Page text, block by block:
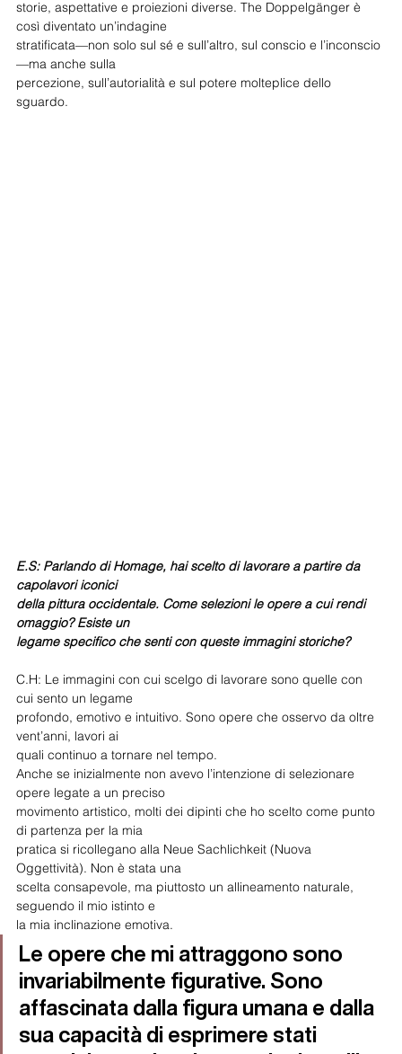
storie, aspettative e proiezioni diverse. The Doppelgänger è
così diventato un’indagine
stratificata—non solo sul sé e sull’altro, sul conscio e l’inconscio
—ma anche sulla
percezione, sull’autorialità e sul potere molteplice dello
sguardo.
E.S: Parlando di Homage, hai scelto di lavorare a partire da
capolavori iconici
della pittura occidentale. Come selezioni le opere a cui rendi
omaggio? Esiste un
legame specifico che senti con queste immagini storiche?
C.H: Le immagini con cui scelgo di lavorare sono quelle con
cui sento un legame
profondo, emotivo e intuitivo. Sono opere che osservo da oltre
vent’anni, lavori ai
quali continuo a tornare nel tempo.
Anche se inizialmente non avevo l’intenzione di selezionare
opere legate a un preciso
movimento artistico, molti dei dipinti che ho scelto come punto
di partenza per la mia
pratica si ricollegano alla Neue Sachlichkeit (Nuova
Oggettività). Non è stata una
scelta consapevole, ma piuttosto un allineamento naturale,
seguendo il mio istinto e
la mia inclinazione emotiva.
Le opere che mi attraggono sono
invariabilmente figurative. Sono
affascinata dalla figura umana e dalla
sua capacità di esprimere stati